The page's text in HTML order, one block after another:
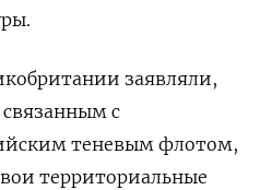
заявляли,
связанным с
теневым флотом,
территориальные